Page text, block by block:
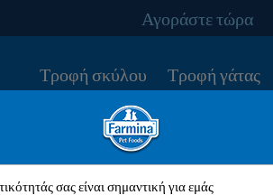
σας είναι σημαντική για εμάς
Αγοράστε τώρα
Τροφή σκύλου Τροφή γάτας